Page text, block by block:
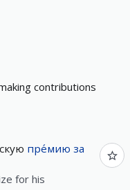
contributions
пре́мию за
for his